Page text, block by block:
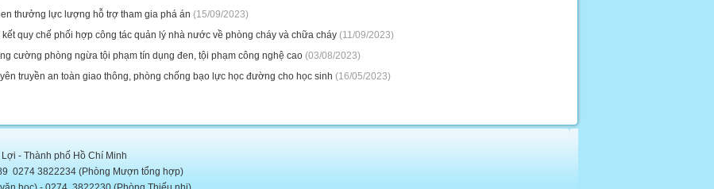
thưởng lực lượng hỗ trợ tham gia phá án (15/09/2023)
kết quy chế phối hợp công tác quản lý nhà nước về phòng cháy và chữa cháy (11/09/2023)
cường phòng ngừa tội phạm tín dụng đen, tội phạm công nghệ cao (03/08/2023)
truyền an toàn giao thông, phòng chống bạo lực học đường cho học sinh (16/05/2023)
- Thành phố Hồ Chí Minh
0274 3822234 (Phòng Mượn tổng hợp)